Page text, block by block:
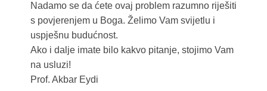
Nadamo se da ćete ovaj problem razumno riješiti
s povjerenjem u Boga. Želimo Vam svijetlu i
uspješnu budućnost.
Ako i dalje imate bilo kakvo pitanje, stojimo Vam
na usluzi!
Prof. Akbar Eydi